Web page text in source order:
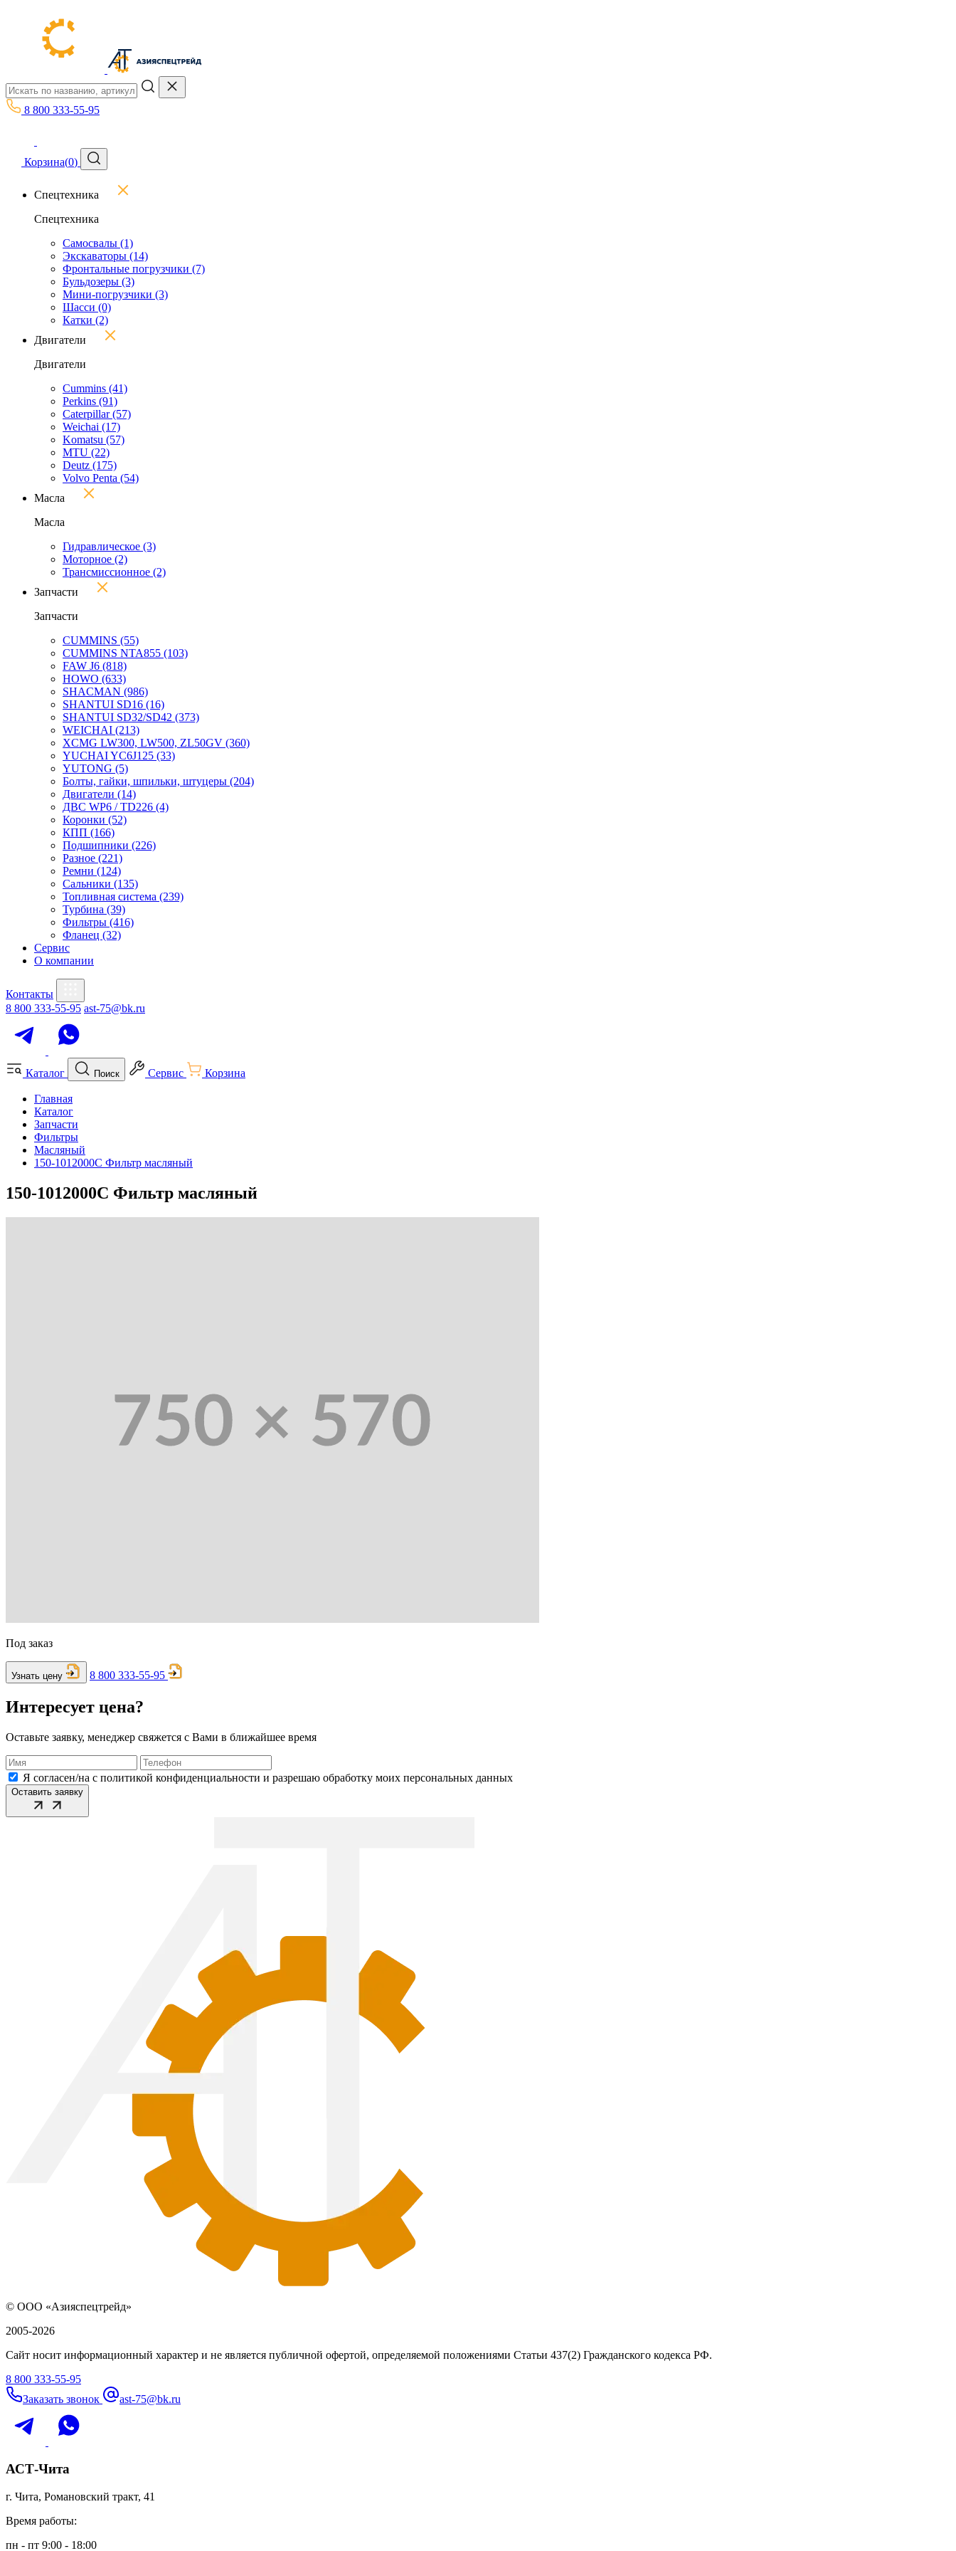
8 800 333-55-95
Корзина(0)
Спецтехника
Спецтехника
Самосвалы (1)
Экскаваторы (14)
Фронтальные погрузчики (7)
Бульдозеры (3)
Мини-погрузчики (3)
Шасси (0)
Катки (2)
Двигатели
Двигатели
Cummins (41)
Perkins (91)
Caterpillar(57)
Weichai (17)
Komatsu (57)
MTU (22)
Deutz (175)
Volvo Penta (54)
Масла
Масла
Гидравлическое (3)
Моторное (2)
Трансмиссионное (2)
Запчасти
Запчасти
CUMMINS (55)
CUMMINS NTA855 (103)
FAW J6 (818)
HOWO (633)
SHACMAN (986)
SHANTUI SD16 (16)
SHANTUI SD32/SD42 (373)
WEICHAI (213)
XCMG LW300, LW500, ZL50GV (360)
YUCHAI YC6J125 (33)
YUTONG (5)
Болты, гайки, шпильки, штуцеры (204)
Двигатели (14)
ДВС WP6 / TD226 (4)
Коронки (52)
КПП (166)
Подшипники (226)
Разное (221)
Ремни (124)
Сальники (135)
Топливная система (239)
Турбина (39)
Фильтры (416)
Фланец (32)
Сервис
О компании
Контакты
8 800 333-55-95 ast-75@bk.ru
Каталог Поиск Сервис Корзина
Главная
Каталог
Запчасти
Фильтры
Масляный
150-1012000С Фильтр масляный
150-1012000С Фильтр масляный
Под заказ
Узнать цену 8 800 333-55-95
Интересует цена?
Оставьте заявку, менеджер свяжется с Вами в ближайшее время
Я согласен/на с политикой конфиденциальности и разрешаю обработку моих персональных данных
Оставить заявку
© ООО «Азияспецтрейд»
2005-2026
Сайт носит информационный характер и не является публичной офертой, определяемой положениями Статьи 437(2) Гражданского кодекса РФ.
8 800 333-55-95
Заказать звонок
ast-75@bk.ru
АСТ-Чита
г. Чита, Романовский тракт, 41
Время работы:
пн - пт 9:00 - 18:00